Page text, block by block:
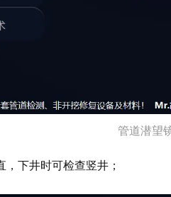
管道潜望
，下井时可检查竖井；